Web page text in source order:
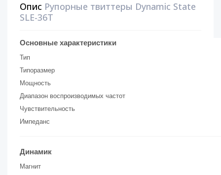
Опис Рупорные твиттеры Dynamic State
SLE-36T
Основные характеристики
Тип
Типоразмер
Мощность
Диапазон воспроизводимых частот
Чувствительность
Импеданс
Динамик
Магнит